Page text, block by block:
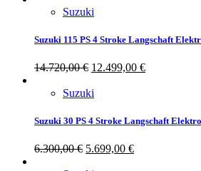
Suzuki
Suzuki 115 PS 4 Stroke Langschaft
14.720,00€ 12.499,00 €
Suzuki
Suzuki 30 PS 4 Stroke Langschaft
6.300,00€ 5.699,00 €